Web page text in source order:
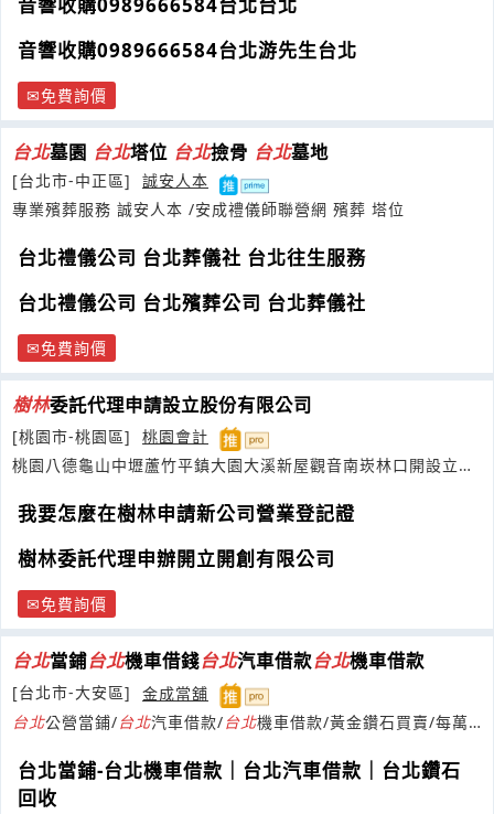
音響收購0989666584台北台北
音響收購0989666584台北游先生台北
免費詢價
台北墓園 台北塔位 台北撿骨 台北墓地
[台北市-中正區]
誠安人本
專業殯葬服務 誠安人本 /安成禮儀師聯營網 殯葬 塔位
台北禮儀公司 台北葬儀社 台北往生服務
台北禮儀公司 台北殯葬公司 台北葬儀社
免費詢價
樹林委託代理申請設立股份有限公司
[桃園市-桃園區]
桃園會計
桃園八德龜山中壢蘆竹平鎮大園大溪新屋觀音南崁林口開設立申
我要怎麼在樹林申請新公司營業登記證
樹林委託代理申辦開立開創有限公司
免費詢價
台北當鋪台北機車借錢台北汽車借款台北機車借款
[台北市-大安區]
金成當舖
台北公營當鋪/台北汽車借款/台北機車借款/黃金鑽石買賣/每萬
台北當鋪-台北機車借款｜台北汽車借款｜台北鑽石
回收